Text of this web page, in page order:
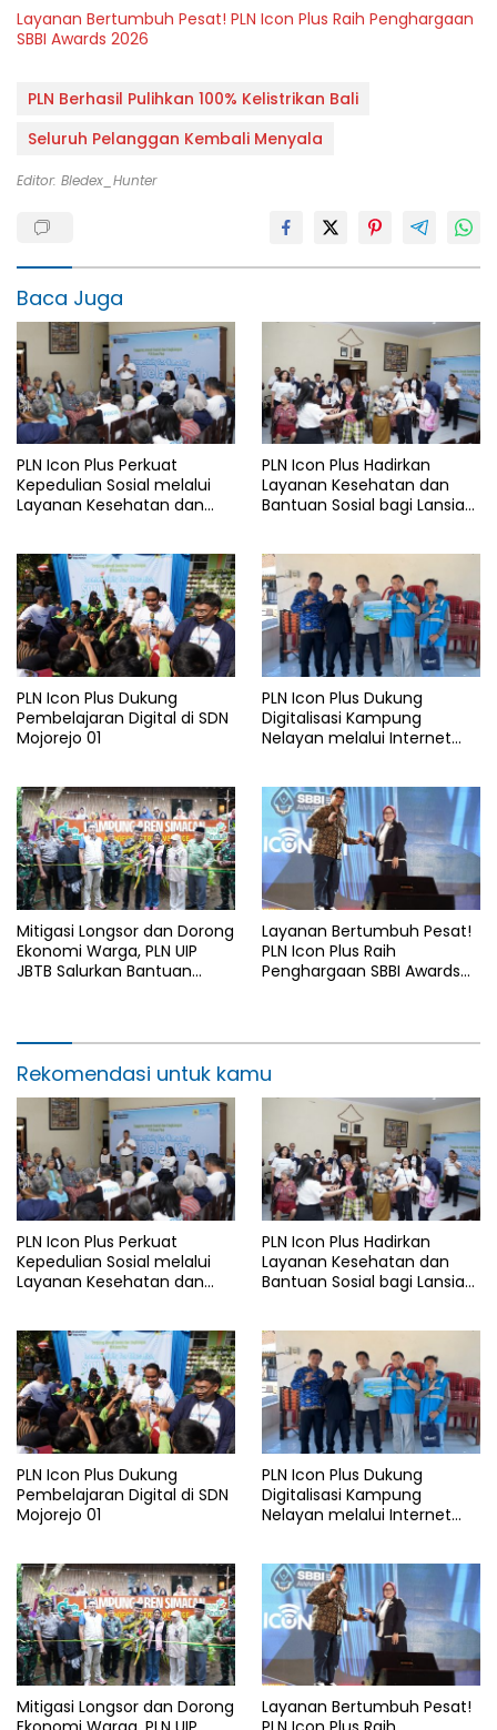
Layanan Bertumbuh Pesat! PLN Icon Plus Raih Penghargaan
SBBI Awards 2026
PLN Berhasil Pulihkan 100% Kelistrikan Bali
Seluruh Pelanggan Kembali Menyala
Editor: Bledex_Hunter
Baca Juga
PLN Icon Plus Perkuat
Kepedulian Sosial melalui
Layanan Kesehatan dan
PLN Icon Plus Hadirkan
Layanan Kesehatan dan
Bantuan Sosial bagi Lansia
PLN Icon Plus Dukung
Pembelajaran Digital di SDN
Mojorejo 01
PLN Icon Plus Dukung
Digitalisasi Kampung
Nelayan melalui Internet
Mitigasi Longsor dan Dorong
Ekonomi Warga, PLN UIP
JBTB Salurkan Bantuan
Layanan Bertumbuh Pesat!
PLN Icon Plus Raih
Penghargaan SBBI Awards
Rekomendasi untuk kamu
PLN Icon Plus Perkuat
Kepedulian Sosial melalui
Layanan Kesehatan dan
PLN Icon Plus Hadirkan
Layanan Kesehatan dan
Bantuan Sosial bagi Lansia
PLN Icon Plus Dukung
Pembelajaran Digital di SDN
Mojorejo 01
PLN Icon Plus Dukung
Digitalisasi Kampung
Nelayan melalui Internet
Mitigasi Longsor dan Dorong
Layanan Bertumbuh Pesat!